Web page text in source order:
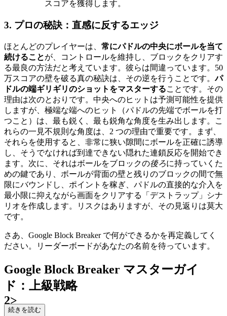
スコアを獲得します。
3. プロの秘訣：直感に反するエッジ
ほとんどのプレイヤーは、 常にパドルの中央にボールを当て
続けることが、コントロールを維持し、ブロックをクリアす
る最良の方法だと考えています。彼らは間違っています。50
万スコアの壁を破る真の秘訣は、その逆を行うことです。パ
ドルの端ギリギリのショットをマスターすることです。その
理由は次のとおりです。中央へのヒットは予測可能性を提供
しますが、極端な端へのヒット（パドルの先端でボールを打
つこと）は、最も鋭く、最も鋭角な角度を生み出します。こ
れらの一見不規則な角度は、2 つの理由で重要です。まず、
それらを使用すると、非常に狭い隙間にボールを正確に誘導
し、そうでなければ到達できない隠れた連鎖反応を開始でき
ます。次に、それはボールをブロックの後ろに持っていくた
めの鍵であり、ボールが背面の壁と残りのブロックの間で無
限にバウンドし、ポイントを稼ぎ、パドルの直接的な介入を
最小限に抑えながら画面をクリアする「デストラップ」シナ
リオを作成します。リスクはありますが、その見返りは莫大
です。
さあ、Google Block Breaker で何ができるかを再定義してく
ださい。リーダーボードがあなたの名前を待っています。
Google Block Breaker マスターガイ
ド：上級戦略
2>
続きを読む